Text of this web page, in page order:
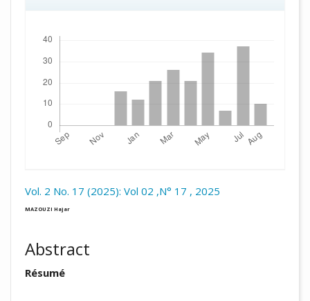
Vol. 2 No. 17 (2025): Vol 02 ,N° 17 , 2025
MAZOUZI Hajar
Abstract
Résumé